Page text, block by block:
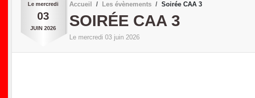
Le mercredi
03
JUIN 2026
Accueil Les évènements Soirée CAA 3
SOIRÉE CAA 3
Le mercredi 03 juin 2026